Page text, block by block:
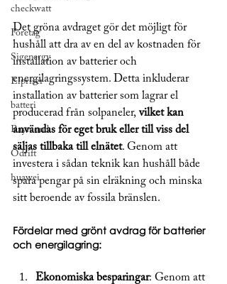
checkwatt
Företag
Sigenergy
Elpriser
batteri
Raymond
Ödrift
huawei
Det gröna avdraget gör det möjligt för
hushåll att dra av en del av kostnaden för
installation av batterier och
energilagringssystem. Detta inkluderar
installation av batterier som lagrar el
producerad från solpaneler, vilket kan
användas för eget bruk eller till viss del
säljas tillbaka till elnätet. Genom att
investera i sådan teknik kan hushåll både
spara pengar på sin elräkning och minska
sitt beroende av fossila bränslen.
Fördelar med grönt avdrag för batterier
och energilagring:
Ekonomiska besparingar: Genom att